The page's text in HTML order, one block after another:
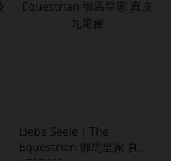
Liebe Seele｜The
Equestrian 御馬皇家 真皮